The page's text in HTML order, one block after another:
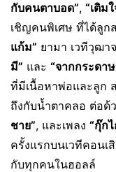
กับคนตาบอด”, “เติม
เชิญคนพิเศษ ที่ได้ลูก
แก้ม” ยามา เวทีวุฒา
มี” และ “จากกระดา
ที่มีเนื้อหาพ่อและลูก
ถึงกับน้ำตาคลอ ต่อด้
ชาย”, และเพลง “กุ๊กไ
ครั้งแรกบนเวทีคอนเสิ
กับทุกคนในฮอลล์